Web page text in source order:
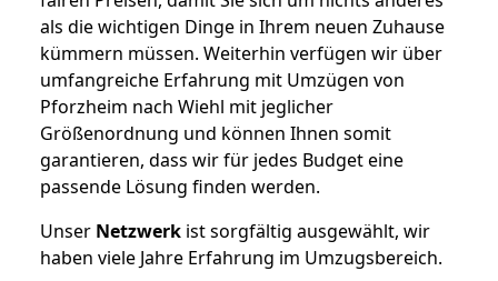
als die wichtigen Dinge in Ihrem neuen Zuhause
kümmern müssen. Weiterhin verfügen wir über
umfangreiche Erfahrung mit Umzügen von
Pforzheim nach Wiehl mit jeglicher
Größenordnung und können Ihnen somit
garantieren, dass wir für jedes Budget eine
passende Lösung finden werden.
Unser Netzwerk ist sorgfältig ausgewählt, wir
haben viele Jahre Erfahrung im Umzugsbereich.